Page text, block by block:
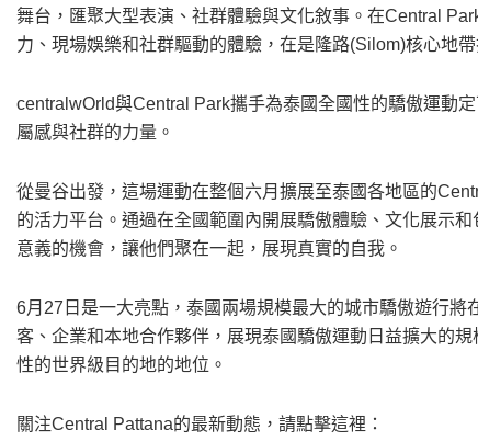
舞台，匯聚大型表演、社群體驗與文化敘事。在Central
力、現場娛樂和社群驅動的體驗，在是隆路(Silom)核心地
centralwOrld與Central Park攜手為泰國全國性的驕傲運動
屬感與社群的力量。
從曼谷出發，這場運動在整個六月擴展至泰國各地區的
的活力平台。通過在全國範圍內開展驕傲體驗、文化展示
意義的機會，讓他們聚在一起，展現真實的自我。
6月27日是一大亮點，泰國兩場規模最大的城市驕傲遊行
客、企業和本地合作夥伴，展現泰國驕傲運動日益擴大的
性的世界級目的地的地位。
關注Central Pattana的最新動態，請點擊這裡：